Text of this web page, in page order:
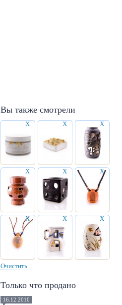
Вы также смотрели
X X X
X X X
X X X
Очистить
Только что продано
16.12.2010